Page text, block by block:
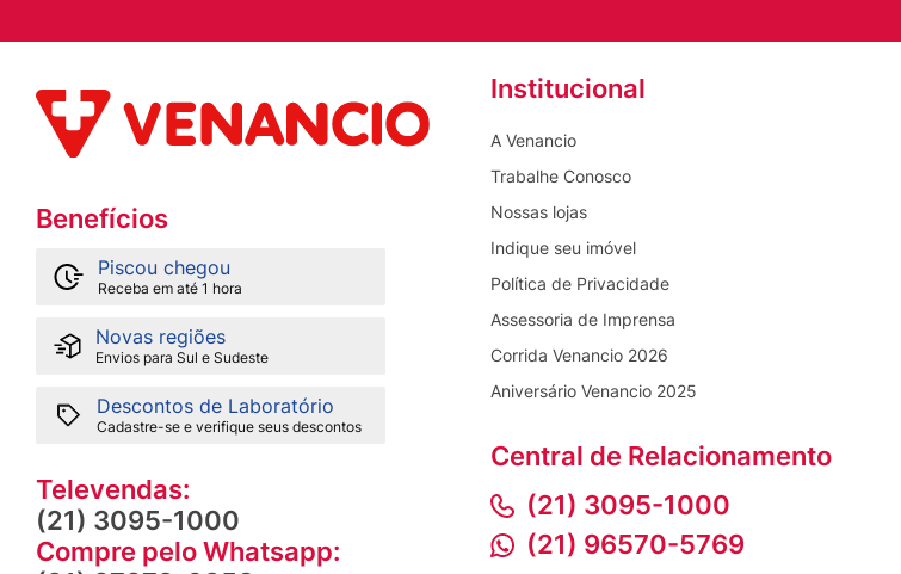
Benefícios
Piscou chegou
Receba em até 1 hora
Novas regiões
Envios para Sul e Sudeste
Descontos de Laboratório
Cadastre-se e verifique seus descontos
Televendas:
(21) 3095-1000
Compre pelo Whatsapp:
Institucional
A Venancio
Trabalhe Conosco
Nossas lojas
Indique seu imóvel
Política de Privacidade
Assessoria de Imprensa
Corrida Venancio 2026
Aniversário Venancio 2025
Central de Relacionamento
(21) 3095-1000
(21) 96570-5769